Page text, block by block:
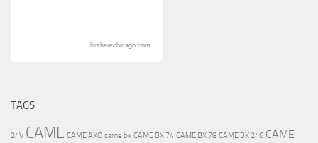
liveherechicago.com
TAGS
24V CAME CAME AXO came bx CAME BX 74 CAME BX 78 CAME BX 246 CAME